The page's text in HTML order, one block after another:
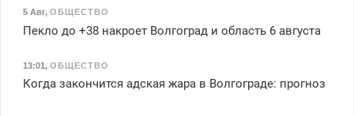
5 Авг, ОБЩЕСТВО
Пекло до +38 накроет Волгоград и область 6 августа
13:01, ОБЩЕСТВО
Когда закончится адская жара в Волгограде: прогноз